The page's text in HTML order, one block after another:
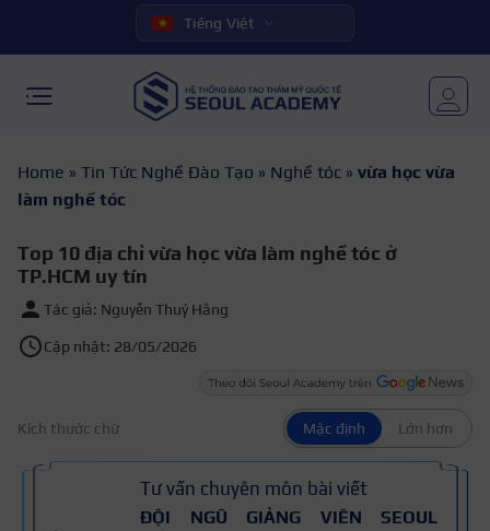
Tiếng Việt
Home » Tin Tức Nghề Đào Tạo » Nghề tóc » vừa học vừa
làm nghề tóc
Top 10 địa chỉ vừa học vừa làm nghề tóc ở
TP.HCM uy tín
Tác giả: Nguyễn Thuý Hằng
Cập nhật: 28/05/2026
Kích thước chữ Mặc định Lớn hơn
Tư vấn chuyên môn bài viết
ĐỘI NGŨ GIẢNG VIÊN SEOUL